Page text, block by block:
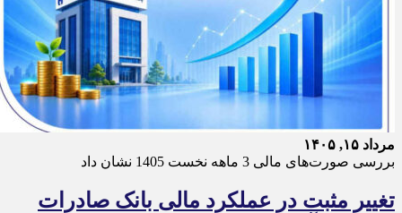
مرداد ۱۵, ۱۴۰۵
بررسی صورت‌های مالی 3 ماهه نخست 1405 نشان داد
تغییر مثبت در عملکرد مالی بانک صادرات